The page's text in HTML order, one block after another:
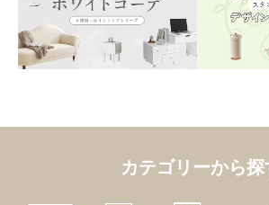
カテゴリーから探